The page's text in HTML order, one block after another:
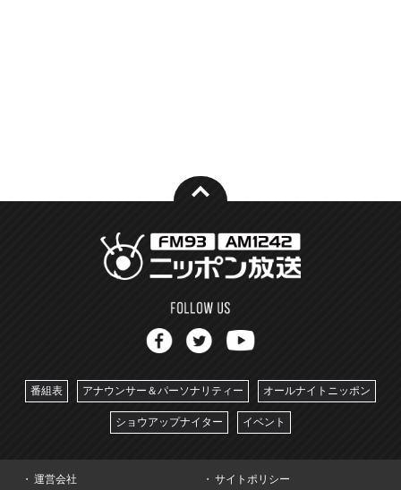
番組表 アナウンサー＆パーソナリティー オールナイトニッポン
ショウアップナイター イベント
運営会社 サイトポリシー